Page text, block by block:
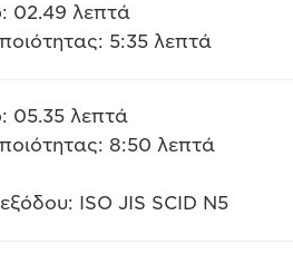
02.49 λεπτά
5:35 λεπτά
05.35 λεπτά
8:50 λεπτά
ISO JIS SCID N5